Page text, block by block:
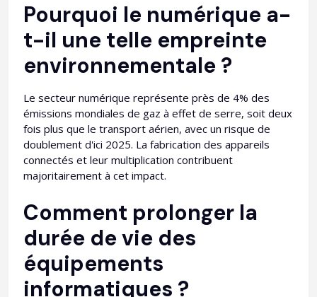
Pourquoi le numérique a-
t-il une telle empreinte
environnementale ?
Le secteur numérique représente près de 4% des
émissions mondiales de gaz à effet de serre, soit deux
fois plus que le transport aérien, avec un risque de
doublement d'ici 2025. La fabrication des appareils
connectés et leur multiplication contribuent
majoritairement à cet impact.​
Comment prolonger la
durée de vie des
équipements
informatiques ?